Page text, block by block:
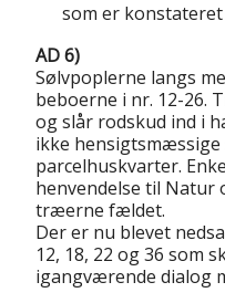
som er
AD 6)
Sølvpoplerne langs
beboerne i nr. 12-26.
og slår rodskud ind i
ikke
parcelhuskvarter.
henvendelse til Natur
træerne fældet.
Der er nu blevet
12, 18, 22 og 36 som
igangværende dialog